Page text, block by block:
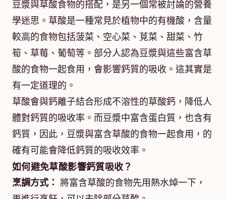
豆漿與草酸食物的搭配，是另一個常被討論的營養
學迷思。草酸是一種常見於植物中的有機酸，含量
較高的食物包括菠菜、空心菜、莧菜、甜菜、竹
筍、草莓、葡萄等。部分人認為豆漿與這些富含草
酸的食物一起食用，會影響鈣質的吸收。這其實是
有一定道理的。
草酸會與鈣離子結合形成不溶性的草酸鈣，降低人
體對鈣質的吸收率。而豆漿中富含蛋白質，也含有
鈣質，因此，豆漿與富含草酸的食物一起食用，的
確有可能會降低鈣質的吸收效率。
如何避免草酸影響鈣質吸收？
烹調方式： 將富含草酸的食物先用熱水焯一下，